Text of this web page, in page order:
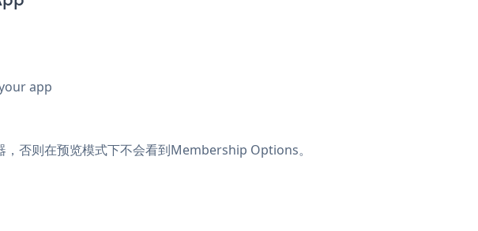
app
否则在预览模式下不会看到Membership Options。